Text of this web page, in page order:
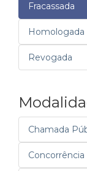
Fracassada
Homologada
Revogada
Chamada
Concorrência